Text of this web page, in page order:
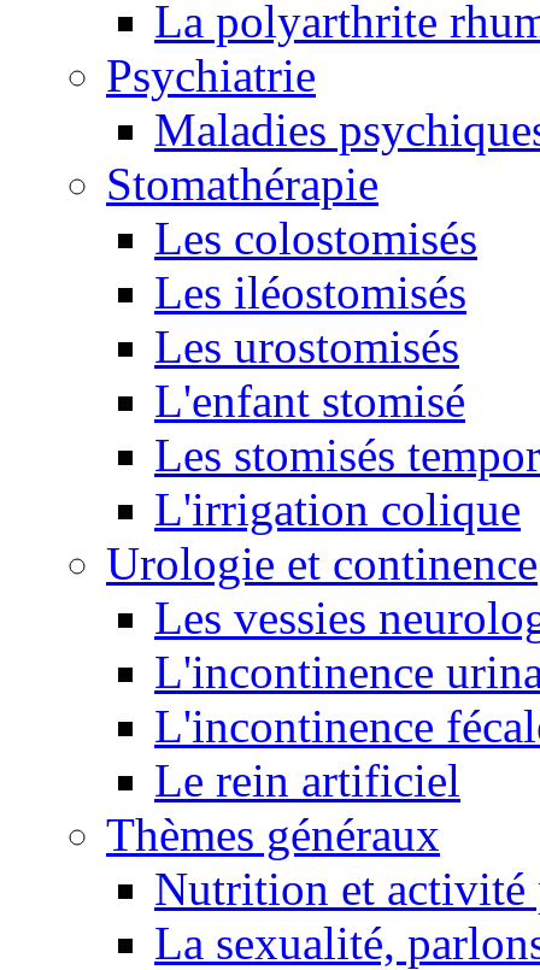
La polyarthrite
Psychiatrie
Maladies
Stomathérapie
Les colostomisés
Les iléostomisés
Les urostomisés
L'enfant stomisé
Les stomisés
L'irrigation colique
Urologie et continence
Les vessies
L'incontinence
L'incontinence
Le rein artificiel
Thèmes généraux
Nutrition et activité
La sexualité,